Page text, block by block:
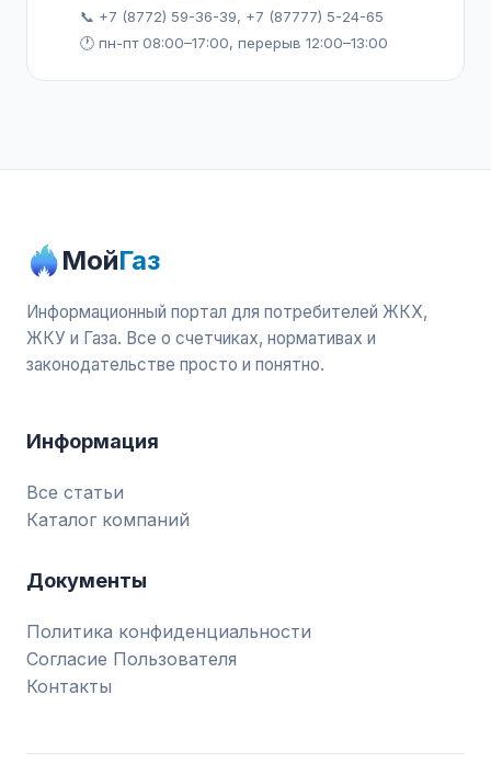
📞 +7 (8772) 59-36-39, +7 (87777) 5-24-65
🕐 пн-пт 08:00–17:00, перерыв 12:00–13:00
МойГаз
Информационный портал для потребителей ЖКХ,
ЖКУ и Газа. Все о счетчиках, нормативах и
законодательстве просто и понятно.
Информация
Все статьи
Каталог компаний
Документы
Политика конфиденциальности
Согласие Пользователя
Контакты